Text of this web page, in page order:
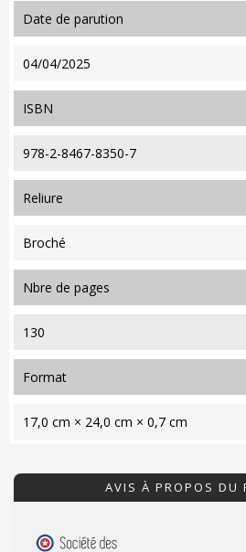
date de parution
04/04/2025
ISBN
978-2-8467-8350-7
reliure
Broché
nbre de pages
130
format
17,0 cm × 24,0 cm × 0,7 cm
AVIS À PROPOS DU